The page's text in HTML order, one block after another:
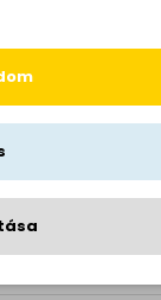
fizetési